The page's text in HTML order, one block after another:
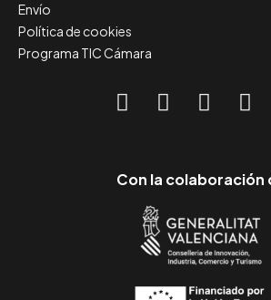
Envío
Política de cookies
Programa TIC Cámara
Con la colaboración